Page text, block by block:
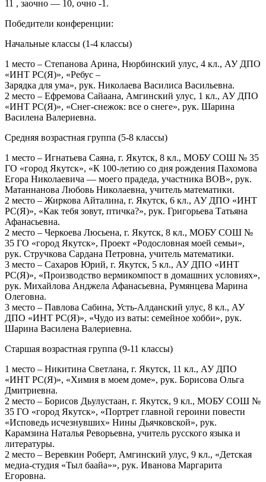
11 , заочно — 10, очно -1.
Победители конференции:
Начальные классы (1-4 классы)
1 место – Степанова Арина, Нюрбинский улус, 4 кл., АУ ДПО
«ИНТ РС(Я)», «Ребус –
Зарядка для ума», рук. Николаева Василиса Васильевна.
2 место – Ефремова Сайаана, Амгинский улус, 1 кл., АУ ДПО
«ИНТ РС(Я)», «Снег-снежок: все о снеге», рук. Шарина
Василена Валериевна.
Средняя возрастная группа (5-8 классы)
1 место – Игнатьева Саяна, г. Якутск, 8 кл., МОБУ СОШ № 35
ГО «город Якутск», «К 100-летию со дня рождения Пахомова
Егора Николаевича — моего прадеда, участника ВОВ», рук.
Матаннанова Любовь Николаевна, учитель математики.
2 место – Жиркова Айталина, г. Якутск, 6 кл., АУ ДПО «ИНТ
РС(Я)», «Как тебя зовут, птичка?», рук. Григорьева Татьяна
Афанасьевна.
2 место – Черкоева Люсьена, г. Якутск, 8 кл., МОБУ СОШ №
35 ГО «город Якутск», Проект «Родословная моей семьи»,
рук. Стручкова Сардана Петровна, учитель математики.
3 место – Сахаров Юрий, г. Якутск, 5 кл., АУ ДПО «ИНТ
РС(Я)», «Производство вермикомпост в домашних условиях»,
рук. Михайлова Анджела Афанасьевна, Румянцева Марина
Олеговна.
3 место – Павлова Сабина, Усть-Алданский улус, 8 кл., АУ
ДПО «ИНТ РС(Я)», «Чудо из ваты: семейное хобби», рук.
Шарина Василена Валериевна.
Старшая возрастная группа (9-11 классы)
1 место – Никитина Светлана, г. Якутск, 11 кл., АУ ДПО
«ИНТ РС(Я)», «Химия в моем доме», рук. Борисова Ольга
Дмитриевна.
2 место – Борисов Дьулустаан, г. Якутск, 9 кл., МОБУ СОШ №
35 ГО «город Якутск», «Портрет главной героини повести
«Исповедь исчезнувших» Нины Дьячковской», рук.
Карамзина Наталья Реворьевна, учитель русского языка и
литературы.
2 место – Веревкин Роберт, Амгинский улус, 9 кл., «Детская
медиа-студия «Тыл баайа»», рук. Иванова Маргарита
Егоровна.